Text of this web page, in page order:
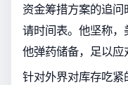
资金筹措方案的追
请时间表。他坚称
他弹药储备，足以应
针对外界对库存吃